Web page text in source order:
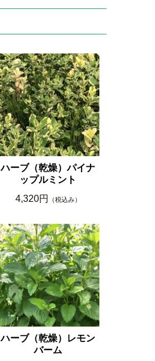
ハーブ（乾燥）パイナ
ップルミント
4,320円
（税込み）
ハーブ（乾燥）レモン
バーム